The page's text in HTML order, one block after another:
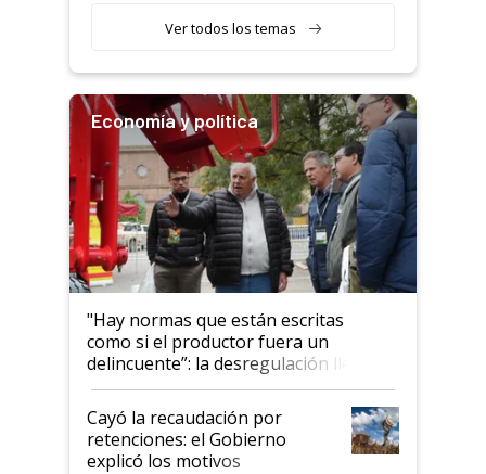
Ver todos los temas
Economía y política
"Hay normas que están escritas
como si el productor fuera un
delincuente”: la desregulación llegó
al Congreso Aapresid y hasta se
habló del financiamiento al IPCVA
Cayó la recaudación por
retenciones: el Gobierno
explicó los motivos